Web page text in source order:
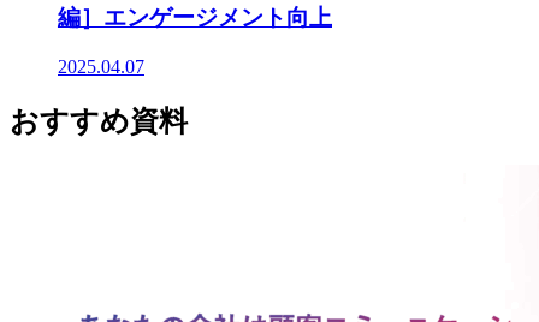
編］エンゲージメント向上
2025.04.07
おすすめ資料